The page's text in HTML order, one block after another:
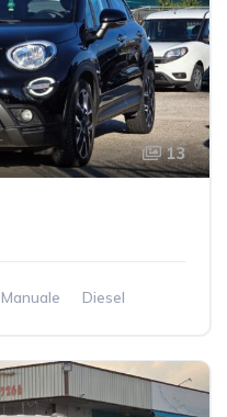
13
Manuale
Diesel